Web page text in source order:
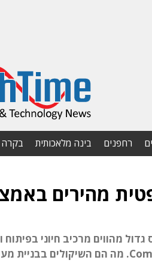
רחפנים בינה מלאכותית בקרה
מהירים
מהווים מרכיב חיוני